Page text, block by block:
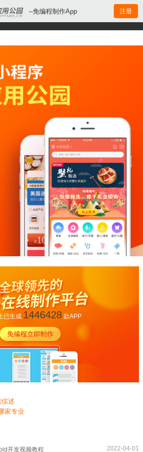
--免编程制作App 注册
已生成 1446428款APP
述
家专业
开发视频教程 2022-04-01